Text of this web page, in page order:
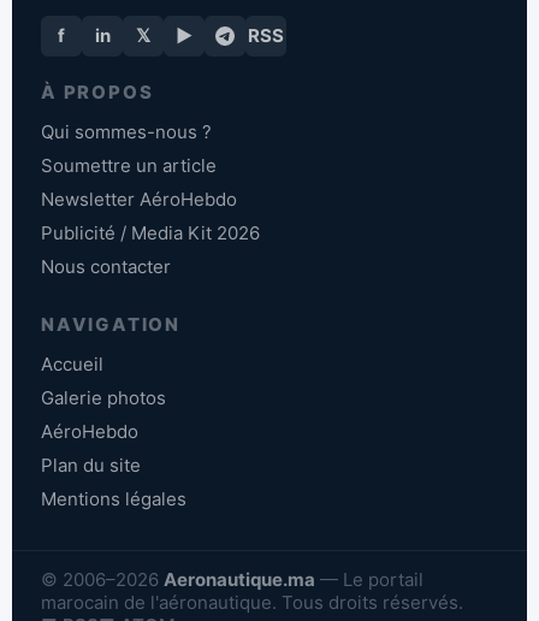
f in 𝕏 ▶ RSS
À PROPOS
Qui sommes-nous ?
Soumettre un article
Newsletter AéroHebdo
Publicité / Media Kit 2026
Nous contacter
NAVIGATION
Accueil
Galerie photos
AéroHebdo
Plan du site
Mentions légales
© 2006–2026 Aeronautique.ma — Le portail
marocain de l'aéronautique. Tous droits réservés.